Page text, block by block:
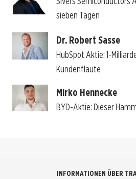
sieben Tagen
Dr. Robert Sasse
HubSpot Aktie: 1-
Kundenflaute
Mirko Hennecke
BYD-Aktie: Dieser
INFORMATIONEN ÜBER